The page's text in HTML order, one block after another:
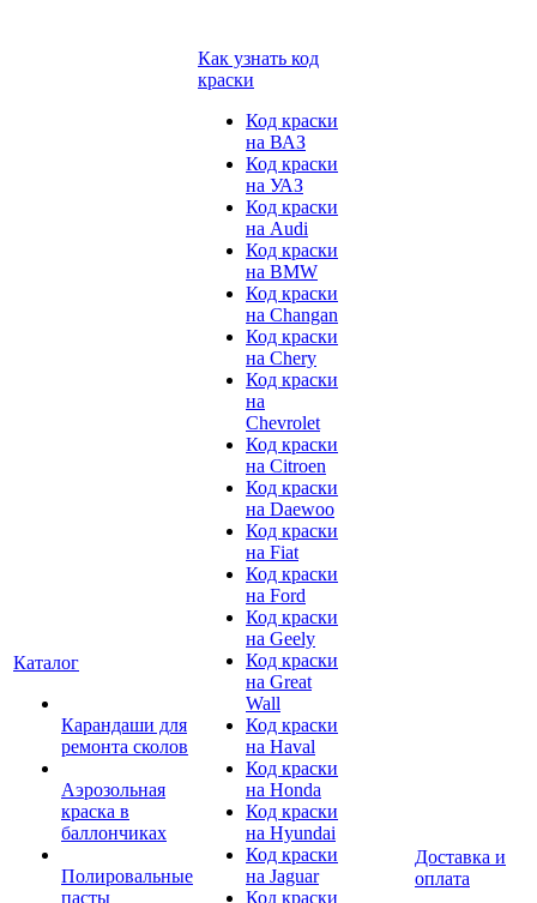
Каталог
Карандаши для
ремонта сколов
Аэрозольная
краска в
баллончиках
Полировальные
пасты
Как узнать код
краски
Код краски
на ВАЗ
Код краски
на УАЗ
Код краски
на Audi
Код краски
на BMW
Код краски
на Changan
Код краски
на Chery
Код краски
на
Chevrolet
Код краски
на Citroen
Код краски
на Daewoo
Код краски
на Fiat
Код краски
на Ford
Код краски
на Geely
Код краски
на Great
Wall
Код краски
на Haval
Код краски
на Honda
Код краски
на Hyundai
Код краски
на Jaguar
Код краски
Доставка и
оплата